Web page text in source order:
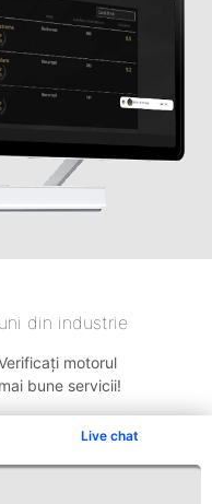
Live chat
din industrie
motorul
bune servicii!